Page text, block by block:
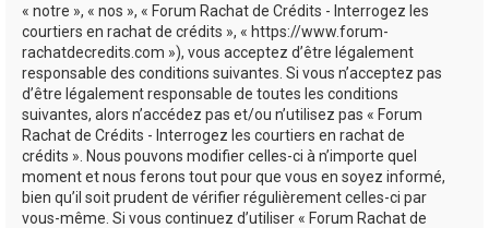
« notre », « nos », « Forum Rachat de Crédits - Interrogez les
courtiers en rachat de crédits », « https://www.forum-
rachatdecredits.com »), vous acceptez d’être légalement
responsable des conditions suivantes. Si vous n’acceptez pas
d’être légalement responsable de toutes les conditions
suivantes, alors n’accédez pas et/ou n’utilisez pas « Forum
Rachat de Crédits - Interrogez les courtiers en rachat de
crédits ». Nous pouvons modifier celles-ci à n’importe quel
moment et nous ferons tout pour que vous en soyez informé,
bien qu’il soit prudent de vérifier régulièrement celles-ci par
vous-même. Si vous continuez d’utiliser « Forum Rachat de